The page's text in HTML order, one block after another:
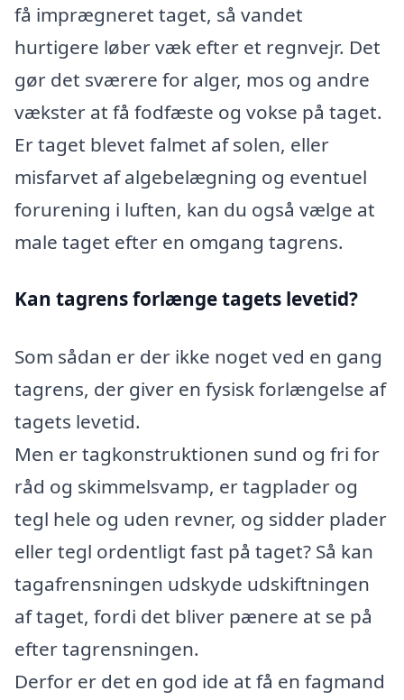
få imprægneret taget, så vandet
hurtigere løber væk efter et regnvejr. Det
gør det sværere for alger, mos og andre
vækster at få fodfæste og vokse på taget.
Er taget blevet falmet af solen, eller
misfarvet af algebelægning og eventuel
forurening i luften, kan du også vælge at
male taget efter en omgang tagrens.
Kan tagrens forlænge tagets levetid?
Som sådan er der ikke noget ved en gang
tagrens, der giver en fysisk forlængelse af
tagets levetid.
Men er tagkonstruktionen sund og fri for
råd og skimmelsvamp, er tagplader og
tegl hele og uden revner, og sidder plader
eller tegl ordentligt fast på taget? Så kan
tagafrensningen udskyde udskiftningen
af taget, fordi det bliver pænere at se på
efter tagrensningen.
Derfor er det en god ide at få en fagmand